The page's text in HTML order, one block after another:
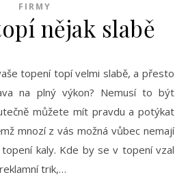
FIRMY
nějak slabě
na plný výkon? Nemusí to být
můžete mít pravdu a potýkat
mnozí z vás možná vůbec nemají
kaly. Kde by se v topení vzal
trik,…